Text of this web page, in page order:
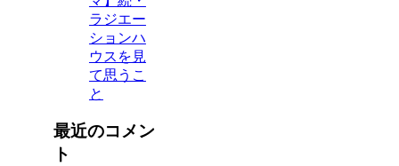
ラジエー
ションハ
ウスを見
て思うこ
と
最近のコメン
ト